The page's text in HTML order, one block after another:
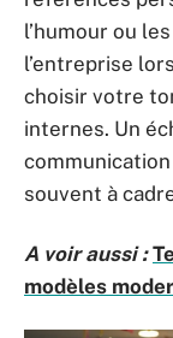
l’humour ou
l’entreprise
choisir votre
internes. Un
souvent à
A voir aussi :
modèles